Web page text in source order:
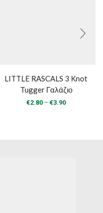
LITTLE RASCALS 3 Knot
Tugger Γαλάζιο
€2.80 – €3.90Price